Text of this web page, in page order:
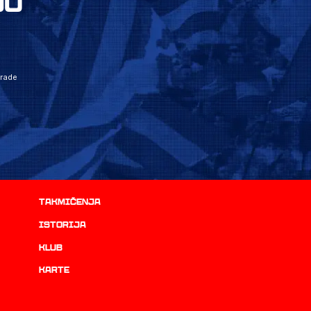
Takmičenja
istorija
Klub
Karte